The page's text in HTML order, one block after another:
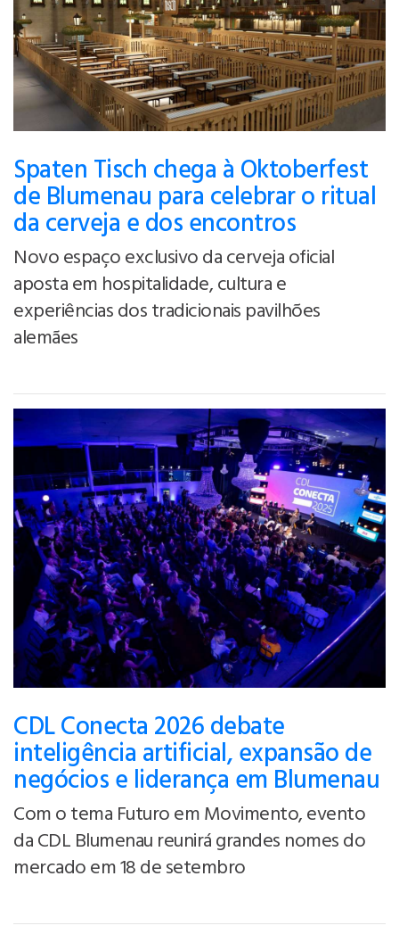
Spaten Tisch chega à Oktoberfest
de Blumenau para celebrar o ritual
da cerveja e dos encontros
Novo espaço exclusivo da cerveja oficial
aposta em hospitalidade, cultura e
experiências dos tradicionais pavilhões
alemães
CDL Conecta 2026 debate
inteligência artificial, expansão de
negócios e liderança em Blumenau
Com o tema Futuro em Movimento, evento
da CDL Blumenau reunirá grandes nomes do
mercado em 18 de setembro